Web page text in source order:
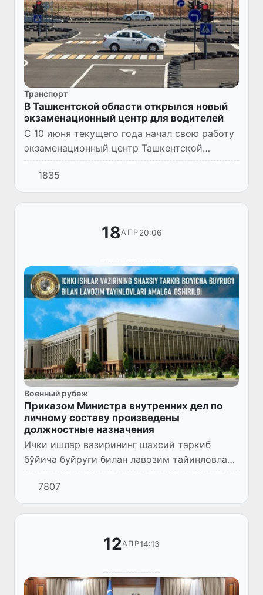
Транспорт
В Ташкентской области открылся новый
экзаменационный центр для водителей
С 10 июня текущего года начал свою работу
экзаменационный центр Ташкентской
области по сдаче экзамена на получение
водительского удостоверения.
1835
18АПР 20:06
Военный рубеж
Приказом Министра внутренних дел по
личному составу произведены
должностные назначения
Ички ишлар вазирининг шахсий таркиб
бўйича буйруғи билан лавозим тайинловлари
амалга оширилди.
7807
12АПР14:13